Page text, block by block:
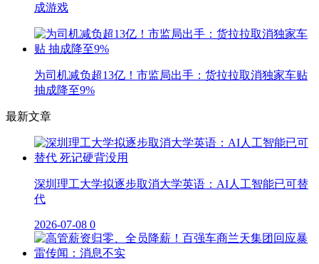
成游戏
为司机减负超13亿！市监局出手：货拉拉取消独家车贴
抽成降至9%
最新文章
深圳理工大学拟逐步取消大学英语：AI人工智能已可替
代
2026-07-08 0